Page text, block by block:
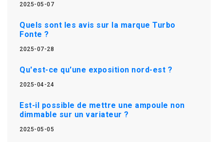
2025-05-07
Quels sont les avis sur la marque Turbo
Fonte ?
2025-07-28
Qu'est-ce qu'une exposition nord-est ?
2025-04-24
Est-il possible de mettre une ampoule non
dimmable sur un variateur ?
2025-05-05